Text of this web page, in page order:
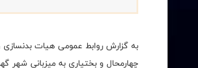
به گزارش روابط عمومی هیات بدنسازی
چهارمحال و بختیاری به میزبانی شهر گهرو و با حضور ۵۰ شرکت کننده در وزن